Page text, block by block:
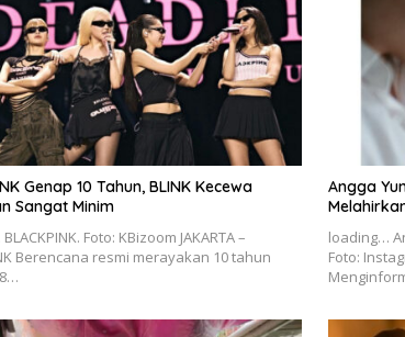
Genap 10 Tahun, BLINK Kecewa
Sangat Minim
Foto: KBizoom JAKARTA –
Berencana resmi merayakan 10 tahun
Angga
loading…
Foto: